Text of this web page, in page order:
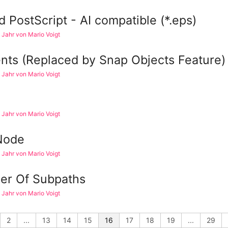
PostScript - AI compatible (*.eps)
von Mario Voigt
(Replaced by Snap Objects Feature)
von Mario Voigt
von Mario Voigt
von Mario Voigt
Of Subpaths
von Mario Voigt
2 ... 13 14 15 16 17 18 19 ... 29